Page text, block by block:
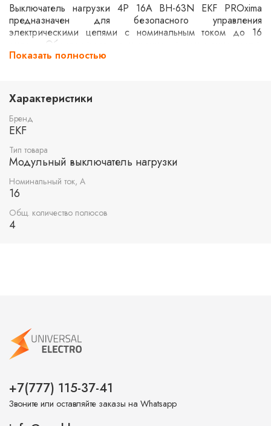
Выключатель нагрузки 4P 16А ВН-63N EKF PROxima
предназначен для безопасного управления
электрическими цепями с номинальным током до 16
ампер. Обеспечивает размыкание и замыкание цепи,
защищая оборудование от перегрузок. Подходит для
нагрузки. Четырехполюсная конструкция позволяет
управлять несколькими фазами одновременно.
Показать полностью
Характеристики
Бренд
EKF
Тип товара
Модульный выключатель нагрузки
Номинальный ток, А
16
Общ. количество полюсов
4
+7(777) 115-37-41
Звоните или оставляйте заказы на Whatsapp